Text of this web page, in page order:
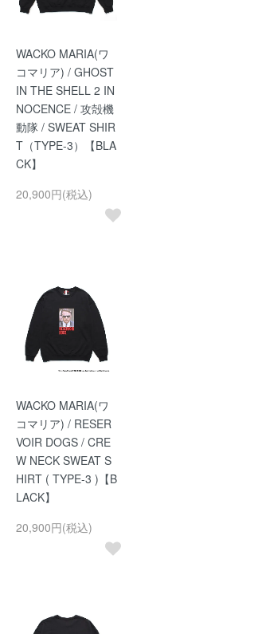
WACKO MARIA(ワ
コマリア) / GHOST
IN THE SHELL 2 IN
NOCENCE / 攻殻機
動隊 / SWEAT SHIR
T（TYPE-3）【BLA
CK】
20,900円(税込)
WACKO MARIA(ワ
コマリア) / RESER
VOIR DOGS / CRE
W NECK SWEAT S
HIRT ( TYPE-3 )【B
LACK】
20,900円(税込)